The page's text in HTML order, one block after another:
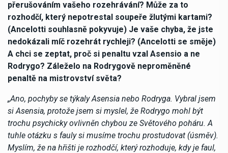
přerušováním vašeho rozehrávání? Může za to
rozhodčí, který nepotrestal soupeře žlutými kartami?
(Ancelotti souhlasně pokyvuje) Je vaše chyba, že jste
nedokázali míč rozehrát rychleji? (Ancelotti se směje)
A chci se zeptat, proč si penaltu vzal Asensio a ne
Rodrygo? Záleželo na Rodrygově neproměněné
penaltě na mistrovství světa?
„Ano, pochyby se týkaly Asensia nebo Rodryga. Vybral jsem
si Asensia, protože jsem si myslel, že Rodrygo mohl být
trochu psychicky ovlivněn chybou ze Světového poháru. A
tuhle otázku s fauly si musíme trochu prostudovat (úsměv).
Myslím, že na hřišti je rozhodčí, který rozhoduje, kdy je faul,